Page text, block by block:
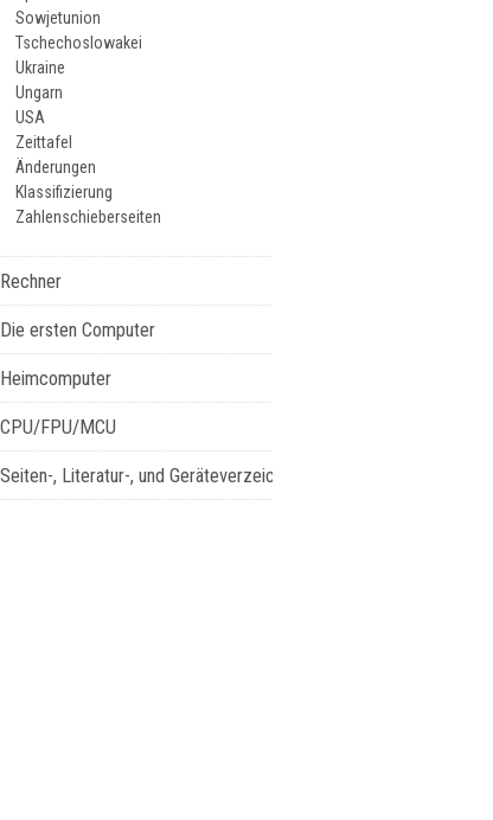
Sowjetunion
Tschechoslowakei
Ukraine
Ungarn
USA
Zeittafel
Änderungen
Klassifizierung
Zahlenschieberseiten
Rechner
Die ersten Computer
Heimcomputer
CPU/FPU/MCU
Seiten-, Literatur-, und Geräteverzeichnis